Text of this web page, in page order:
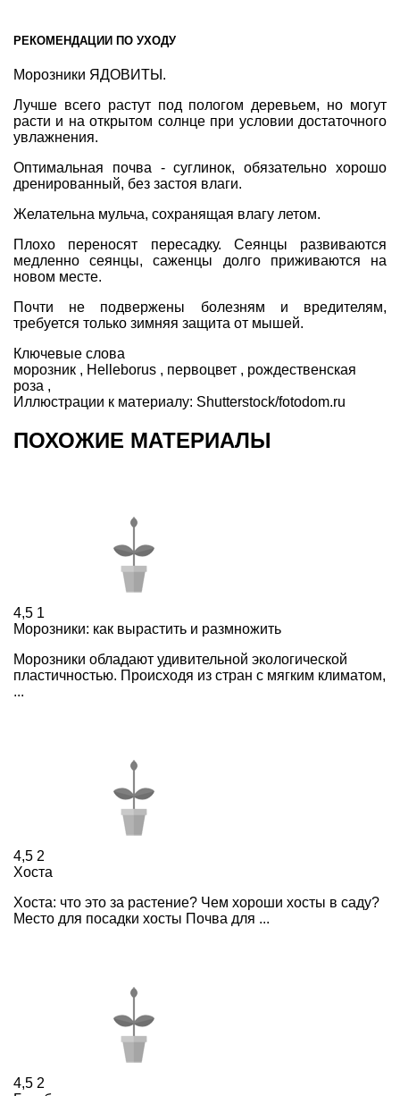
РЕКОМЕНДАЦИИ ПО УХОДУ
Морозники ЯДОВИТЫ.
Лучше всего растут под пологом деревьем, но могут
расти и на открытом солнце при условии достаточного
увлажнения.
Оптимальная почва - суглинок, обязательно хорошо
дренированный, без застоя влаги.
Желательна мульча, сохранящая влагу летом.
Плохо переносят пересадку. Сеянцы развиваются
медленно сеянцы, саженцы долго приживаются на
новом месте.
Почти не подвержены болезням и вредителям,
требуется только зимняя защита от мышей.
Ключевые слова
морозник , Нelleborus , первоцвет , рождественская
роза ,
Иллюстрации к материалу: Shutterstock/fotodom.ru
ПОХОЖИЕ МАТЕРИАЛЫ
4,5 1
Морозники: как вырастить и размножить
Морозники обладают удивительной экологической
пластичностью. Происходя из стран с мягким климатом,
...
4,5 2
Хоста
Хоста: что это за растение? Чем хороши хосты в саду?
Место для посадки хосты Почва для ...
4,5 2